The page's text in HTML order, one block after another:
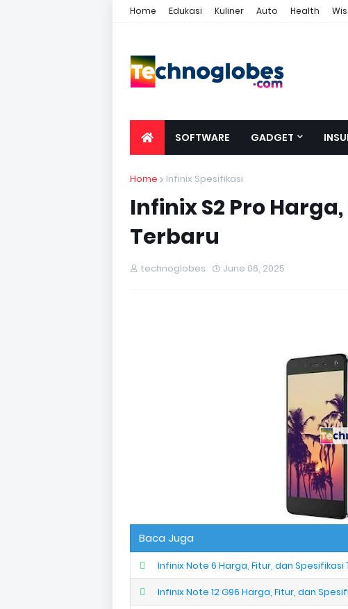
Home Edukasi Kuliner Auto Health
SOFTWARE GADGET
Home Infinix Spesifikasi
Infinix S2 Pro
Terbaru
technoglobes June 06, 2025
Baca Juga
Infinix Note 6 Harga, Fitur, dan Spesifikasi
Infinix Note 12 G96 Harga, Fitur, dan